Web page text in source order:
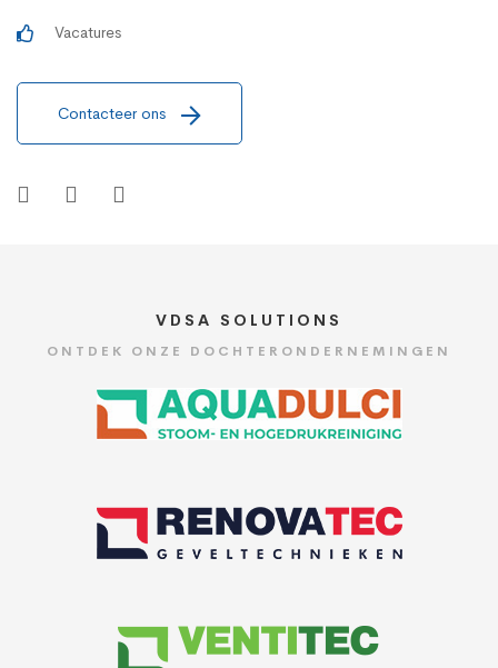
Vacatures
Contacteer ons
VDSA SOLUTIONS
ONTDEK ONZE DOCHTERONDERNEMINGEN